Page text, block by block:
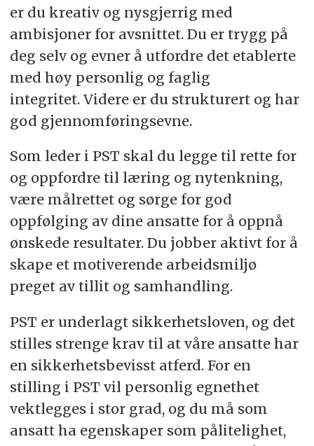
er du kreativ og nysgjerrig med
ambisjoner for avsnittet. Du er trygg på
deg selv og evner å utfordre det etablerte
med høy personlig og faglig
integritet. Videre er du strukturert og har
god gjennomføringsevne.
Som leder i PST skal du legge til rette for
og oppfordre til læring og nytenkning,
være målrettet og sørge for god
oppfølging av dine ansatte for å oppnå
ønskede resultater. Du jobber aktivt for å
skape et motiverende arbeidsmiljø
preget av tillit og samhandling.
PST er underlagt sikkerhetsloven, og det
stilles strenge krav til at våre ansatte har
en sikkerhetsbevisst atferd. For en
stilling i PST vil personlig egnethet
vektlegges i stor grad, og du må som
ansatt ha egenskaper som pålitelighet,